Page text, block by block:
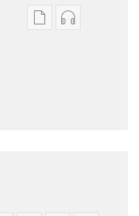
ప్రచురణలఆడియో